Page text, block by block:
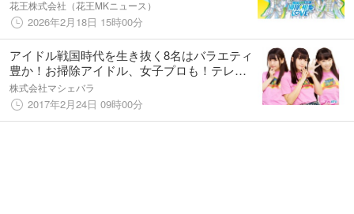
花王株式会社（花王MKニュース）
2026年2月18日 15時00分
アイドル戦国時代を生き抜く8名はバラエティ
豊か！お掃除アイドル、女子プロも！テレビ
番組「真夜中のおバカ騒ぎ！」出演を賭けて
バトル！「真夜中のおバカ騒ぎ！マヨバガー
ルバトル＠マシェバラ」
株式会社マシェバラ
2017年2月24日 09時00分